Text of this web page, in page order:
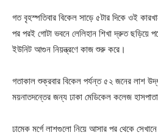
গত বৃহস্পতিবার বিকেল সাড়ে ৫টার দিকে ওই
পর পরই গোটা ভবনে লেলিহান শিখা দ্রুত ছড়িয়ে
ইউনিট আগুন নিয়ন্ত্রণে কাজ শুরু করে।
গতাকাল শুক্রবার বিকেল পর্যন্ত ৫২ জনের লাশ
ময়নাতদন্তের জন্য ঢাকা মেডিকেল কলেজ
ঢামেক মর্গে লাশগুলো নিয়ে আসার পর থেকে